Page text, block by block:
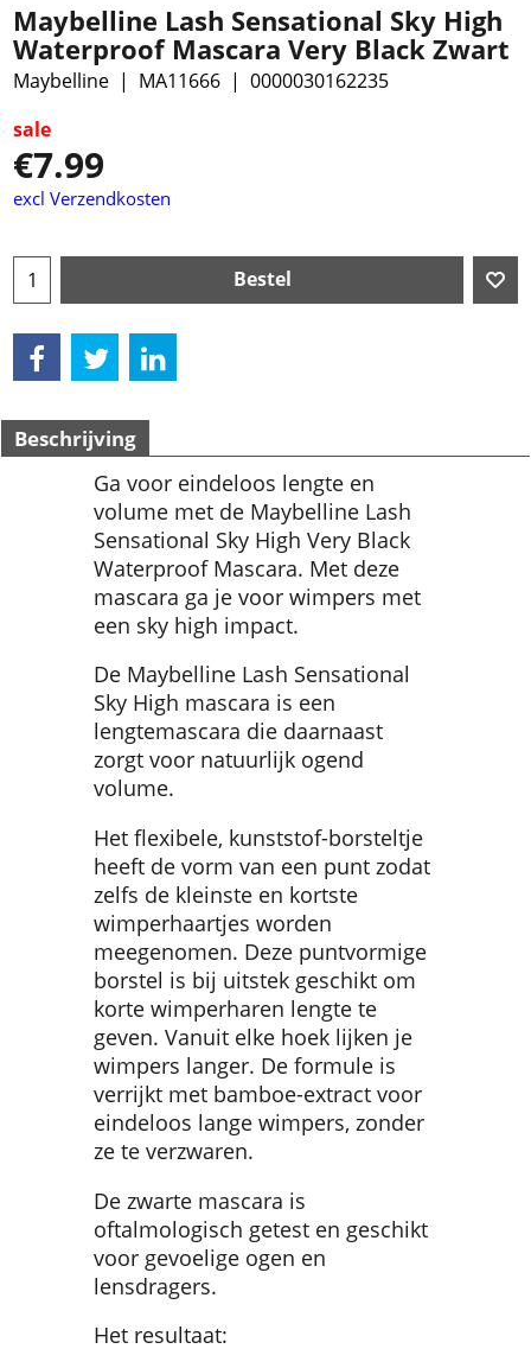
Maybelline Lash Sensational Sky High
Waterproof Mascara Very Black Zwart
Maybelline MA11666
0000030162235
sale
€7.99
excl Verzendkosten
Bestel
Beschrijving
Ga voor eindeloos lengte en
volume met de Maybelline Lash
Sensational Sky High Very Black
Waterproof Mascara. Met deze
mascara ga je voor wimpers met
een sky high impact.
De Maybelline Lash Sensational
Sky High mascara is een
lengtemascara die daarnaast
zorgt voor natuurlijk ogend
volume.
Het flexibele, kunststof-borsteltje
heeft de vorm van een punt zodat
zelfs de kleinste en kortste
wimperhaartjes worden
meegenomen. Deze puntvormige
borstel is bij uitstek geschikt om
korte wimperharen lengte te
geven. Vanuit elke hoek lijken je
wimpers langer. De formule is
verrijkt met bamboe-extract voor
eindeloos lange wimpers, zonder
ze te verzwaren.
De zwarte mascara is
oftalmologisch getest en geschikt
voor gevoelige ogen en
lensdragers.
Het resultaat: